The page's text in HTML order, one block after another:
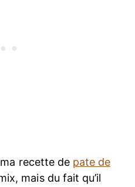
ma recette de pate de
mais du fait qu’il